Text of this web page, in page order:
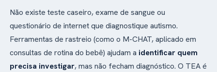
Não existe teste caseiro, exame de sangue ou
questionário de internet que diagnostique autismo.
Ferramentas de rastreio (como o M-CHAT, aplicado em
consultas de rotina do bebê) ajudam a identificar quem
precisa investigar, mas não fecham diagnóstico. O TEA é